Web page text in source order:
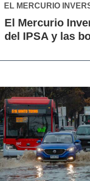
El nuevo motor